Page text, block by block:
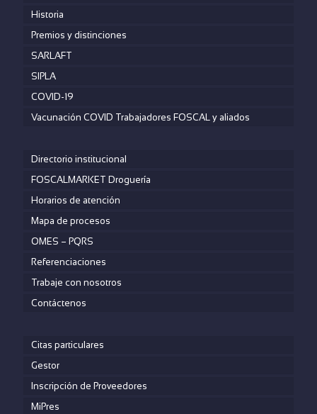
Historia
Premios y distinciones
SARLAFT
SIPLA
COVID-19
Vacunación COVID Trabajadores FOSCAL y aliados
Directorio institucional
FOSCALMARKET Droguería
Horarios de atención
Mapa de procesos
OMES – PQRS
Referenciaciones
Trabaje con nosotros
Contáctenos
Citas particulares
Gestor
Inscripción de Proveedores
MiPres